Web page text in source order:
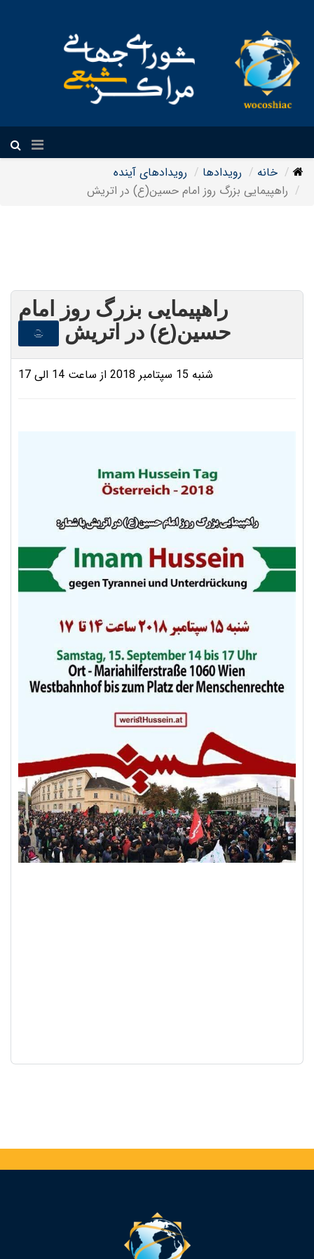
خانه رویدادها
رویدادهای آینده
راهپیمایی بزرگ روز امام حسین(ع) در اتریش
راهپیمایی بزرگ روز امام
حسین(ع) در اتریش
شنبه 15 سپتامبر 2018 از ساعت 14 الی 17